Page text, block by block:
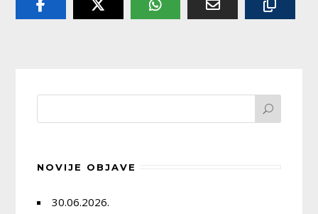
NOVIJE OBJAVE
30.06.2026.